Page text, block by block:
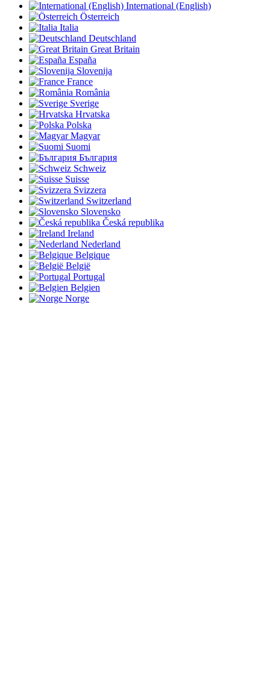
International (English)
Österreich
Italia
Deutschland
Great Britain
España
Slovenija
France
România
Sverige
Hrvatska
Polska
Magyar
Suomi
България
Schweiz
Suisse
Svizzera
Switzerland
Slovensko
Česká republika
Ireland
Nederland
Belgique
België
Portugal
Belgien
Norge